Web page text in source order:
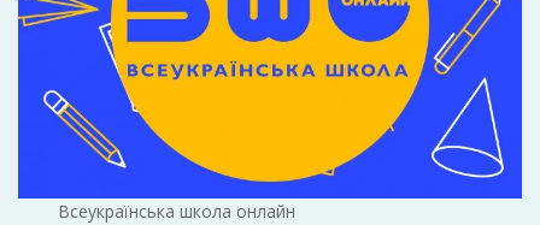
Всеукраїнська школа онлайн